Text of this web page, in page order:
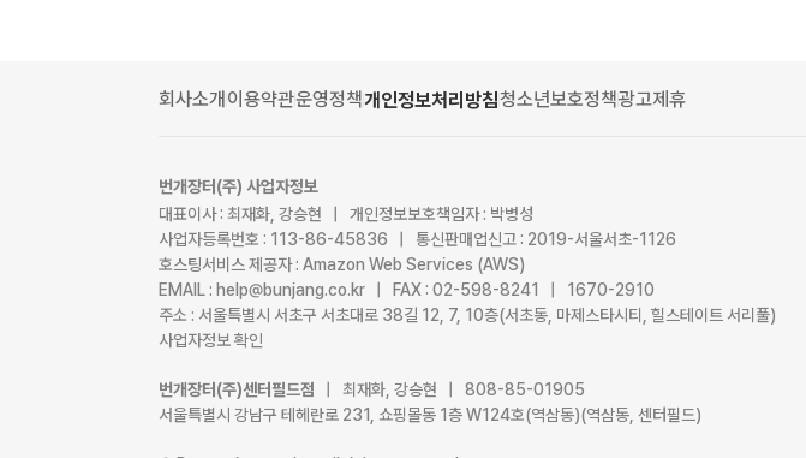
회사소개 이용약관운영정책개인정보처리방침청소년보호정책광고제휴
번개장터(주) 사업자정보
대표이사 : 최재화, 강승현 | 개인정보보호책임자 : 박병성
사업자등록번호 : 113-86-45836 | 통신판매업신고 : 2019-서울서초-1126
호스팅서비스 제공자 : Amazon Web Services (AWS)
EMAIL : help@bunjang.co.kr | FAX : 02-598-8241 | 1670-2910
주소 : 서울특별시 서초구 서초대로 38길 12, 7, 10층(서초동, 마제스타시티, 힐스테이트 서리풀)
사업자정보 확인
번개장터(주)센터필드점
| 최재화, 강승현 | 808-85-01905
서울특별시 강남구 테헤란로 231, 쇼핑몰동 1층 W124호(역삼동)(역삼동, 센터필드)